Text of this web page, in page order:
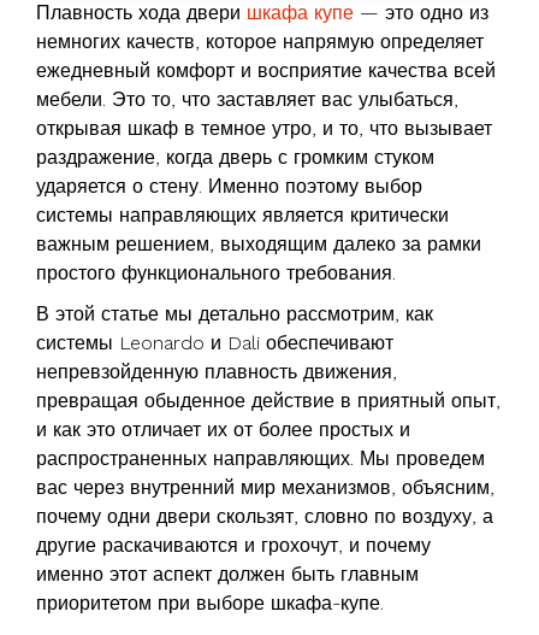
Плавность хода двери шкафа купе — это одно из
немногих качеств, которое напрямую определяет
ежедневный комфорт и восприятие качества всей
мебели. Это то, что заставляет вас улыбаться,
открывая шкаф в темное утро, и то, что вызывает
раздражение, когда дверь с громким стуком
ударяется о стену. Именно поэтому выбор
системы направляющих является критически
важным решением, выходящим далеко за рамки
простого функционального требования.
В этой статье мы детально рассмотрим, как
системы Leonardo и Dali обеспечивают
непревзойденную плавность движения,
превращая обыденное действие в приятный опыт,
и как это отличает их от более простых и
распространенных направляющих. Мы проведем
вас через внутренний мир механизмов, объясним,
почему одни двери скользят, словно по воздуху, а
другие раскачиваются и грохочут, и почему
именно этот аспект должен быть главным
приоритетом при выборе шкафа-купе.